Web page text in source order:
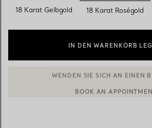
18 Karat Gelbgold 18 Karat Roségold
IN DEN WARENKORB